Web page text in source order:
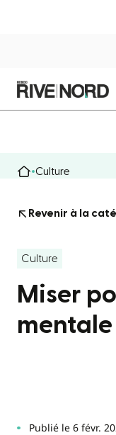
Culture
Revenir à la
Culture
Miser
mentale
Publié le 6 févr.